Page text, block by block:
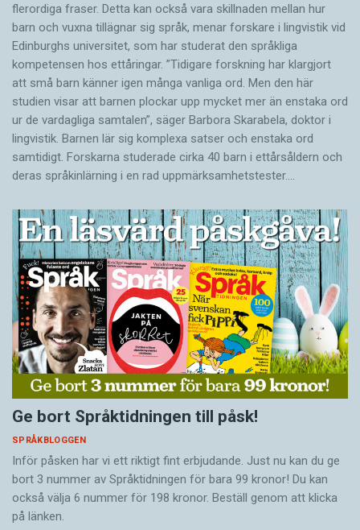
flerordiga fraser. Detta kan också vara skillnaden mellan hur
barn och vuxna tillägnar sig språk, menar forskare i lingvistik vid
Edinburghs universitet, som har studerat den språkliga
kompetensen hos ettåringar. ”Tidigare forskning har klargjort
att små barn känner igen många vanliga ord. Men den här
studien visar att barnen plockar upp mycket mer än enstaka ord
ur de vardagliga samtalen”, säger Barbora Skarabela, doktor i
lingvistik. Barnen lär sig komplexa satser och enstaka ord
samtidigt. Forskarna studerade cirka 40 barn i ettårsåldern och
deras språkinlärning i en rad uppmärksamhetstester.…
Ge bort Språktidningen till påsk!
SPRÅKBLOGGEN
Inför påsken har vi ett riktigt fint erbjudande. Just nu kan du ge
bort 3 nummer av Språktidningen för bara 99 kronor! Du kan
också välja 6 nummer för 198 kronor. Beställ genom att klicka
på länken.